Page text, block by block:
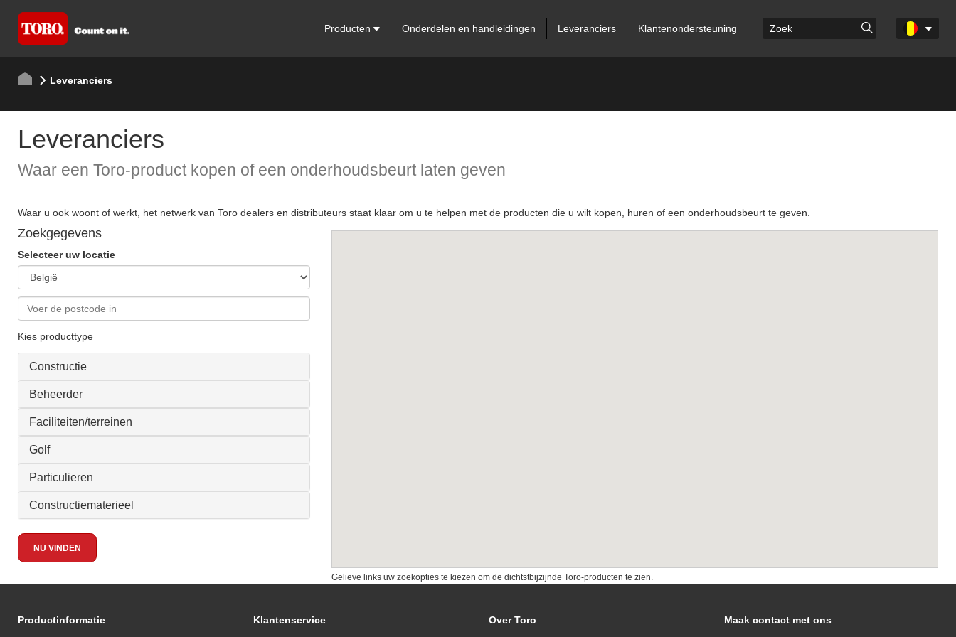
Producten Onderdelen en handleidingen Leveranciers Klantenondersteuning
Leveranciers
Leveranciers
Waar een Toro-product kopen of een onderhoudsbeurt laten geven
Waar u ook woont of werkt, het netwerk van Toro dealers en distributeurs staat klaar om u te helpen met de producten die u wilt kopen, huren of een onderhoudsbeurt te geven.
Zoekgegevens
Selecteer uw locatie
Voer de postcode in
Kies producttype
Constructie
Beheerder
Faciliteiten/terreinen
Golf
Particulieren
Constructiematerieel
NU VINDEN
Gelieve links uw zoekopties te kiezen om de dichtstbijzijnde Toro-producten te zien.
Productinformatie Klantenservice Over Toro Maak contact met ons